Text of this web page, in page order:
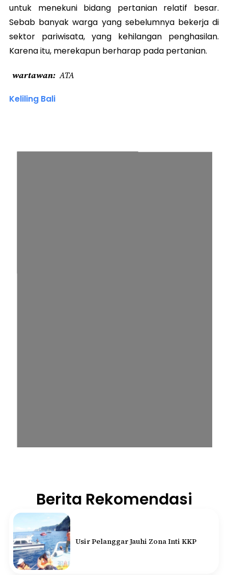
untuk menekuni bidang pertanian relatif besar.
Sebab banyak warga yang sebelumnya bekerja di
sektor pariwisata, yang kehilangan penghasilan.
Karena itu, merekapun berharap pada pertanian.
wartawan ATA
Keliling Bali
Berita Rekomendasi
Usir Pelanggar Jauhi Zona Inti KKP